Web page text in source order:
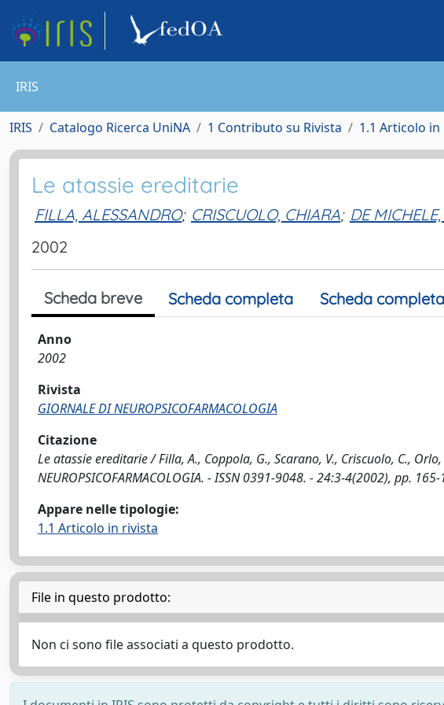
IRIS
IRIS Catalogo Ricerca UniNA 1 Contributo su Rivista 1.1 Articolo in
Le atassie ereditarie
FILLA, ALESSANDRO; CRISCUOLO, CHIARA; DE
2002
Scheda breve Scheda completa Scheda
Anno
2002
Rivista
GIORNALE DI NEUROPSICOFARMACOLOGIA
Citazione
Le atassie ereditarie / Filla, A., Coppola, G., Scarano, V., Criscuolo, C., Orlo,
NEUROPSICOFARMACOLOGIA. - ISSN 0391-9048. - 24:3-4(2002), pp.
Appare nelle tipologie:
1.1 Articolo in rivista
File in questo prodotto:
Non ci sono file associati a questo prodotto.